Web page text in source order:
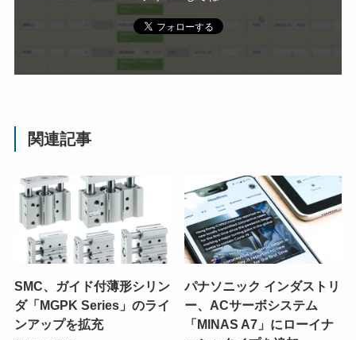
関連記事
SMC、ガイド付薄形シリン
ダ「MGPK Series」のライ
ンアップを拡充
パナソニック インダストリ
ー、ACサーボシステム
「MINAS A7」にローイナ